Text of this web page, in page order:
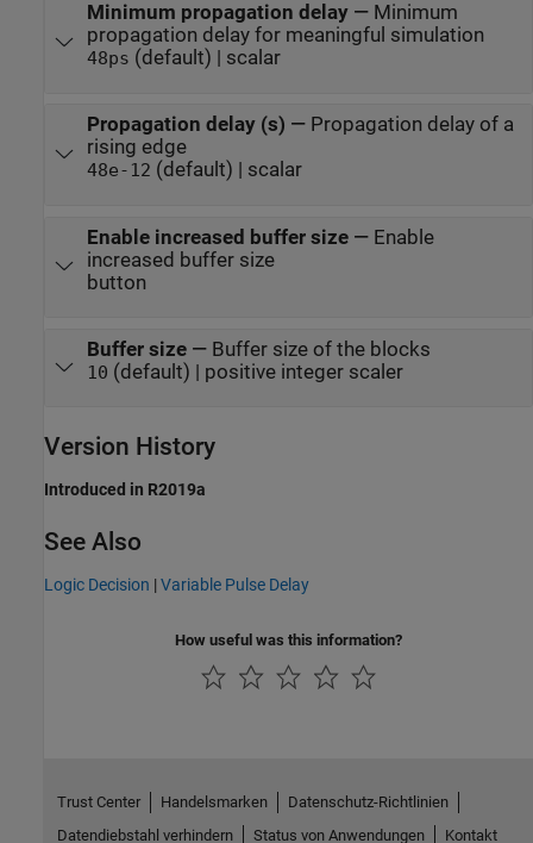
Minimum propagation delay— Minimum
propagation delay for meaningful simulation
48ps (default) | scalar
Propagation delay (s) — Propagation delay of a
rising edge
48e-12 (default) | scalar
Enable increased buffer size— Enable
increased buffer size
button
Buffer size— Buffer size of the blocks
10 (default) | positive integer scaler
Version History
Introduced in R2019a
See Also
Logic Decision |Variable Pulse Delay
How useful was this information?
Trust Center Handelsmarken
Datenschutz-Richtlinien
Datendiebstahl verhindern
Status von Anwendungen Kontakt